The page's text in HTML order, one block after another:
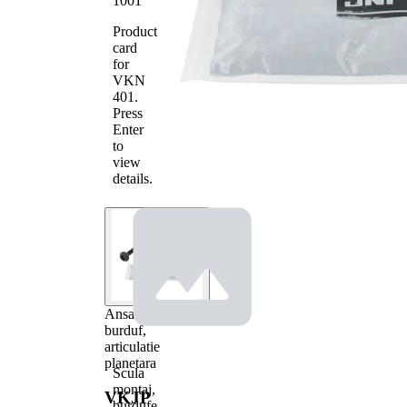
Ansamblu
burduf,
articulatie
planetara
VKJP
Product
card
for
VKN
401 .
Press
Enter
to
view
details.
Scula
montaj,